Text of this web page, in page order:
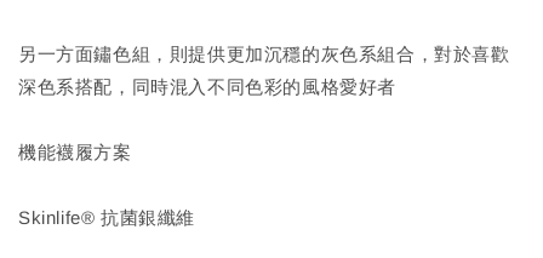
另一方面鏽色組，則提供更加沉穩的灰色系組合，對於喜歡
深色系搭配，同時混入不同色彩的風格愛好者
機能襪履方案
Skinlife® 抗菌銀纖維